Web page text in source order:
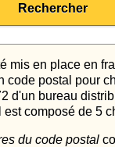
Rechercher
mis en place en
code postal pour
d'un bureau
composé de 5
du code postal